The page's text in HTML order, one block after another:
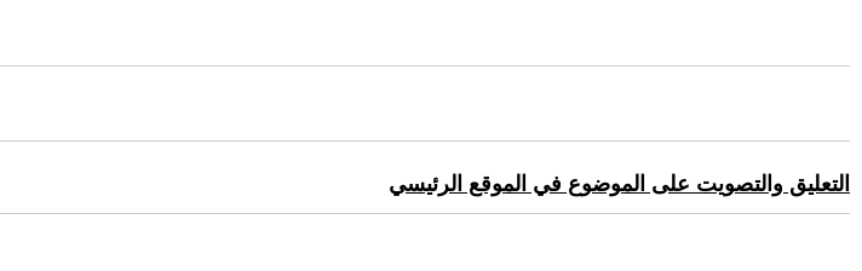
التعليق والتصويت على الموضوع في الموقع الرئيسي